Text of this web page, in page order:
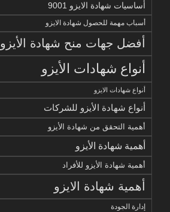
أساسيات شهادة الايزو 9001
أسباب مهمة للحصول شهادة الايزو
أفضل جهات منح شهادة الأيزو
أنواع شهادات الأيزو
أنواع شهادات الايزو
أنواع شهادة الأيزو للشركات
أهمية التحقق من شهادة الأيزو
أهمية شهادة الأيزو
أهمية شهادة الأيزو للأفراد
أهمية شهادة الايزو
إدارة الجودة